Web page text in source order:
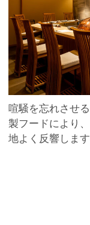
喧騒を忘れさせ
製フードにより
地よく反響します